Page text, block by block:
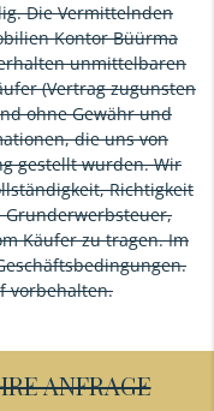
Die Vermittelnden
Kontor Büürma
unmittelbaren
(Vertrag zugunsten
ohne Gewähr und
die uns von
gestellt wurden. Wir
Richtigkeit
Käufer zu tragen. Im
vorbehalten.
ANFRAGE